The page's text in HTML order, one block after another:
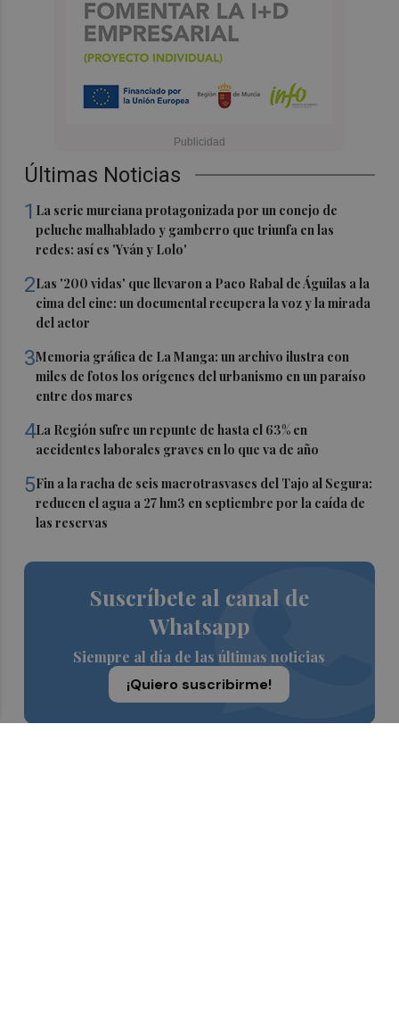
Últimas Noticias
1 La serie murciana protagonizada por un conejo de
peluche malhablado y gamberro que triunfa en las
redes: así es 'Yván y Lolo'
2Las '200 vidas' que llevaron a Paco Rabal de Águilas a la
cima del cine: un documental recupera la voz y la mirada
del actor
3Memoria gráfica de La Manga: un archivo ilustra con
miles de fotos los orígenes del urbanismo en un paraíso
entre dos mares
4La Región sufre un repunte de hasta el 63% en
accidentes laborales graves en lo que va de año
5Fin a la racha de seis macrotrasvases del Tajo al Segura:
reducen el agua a 27 hm3 en septiembre por la caída de
las reservas
Suscríbete al canal de
Whatsapp
Siempre al día de las últimas noticias
¡Quiero suscribirme!